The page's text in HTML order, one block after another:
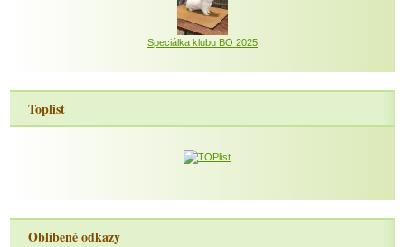
Speciálka klubu BO 2025
Toplist
Oblíbené odkazy